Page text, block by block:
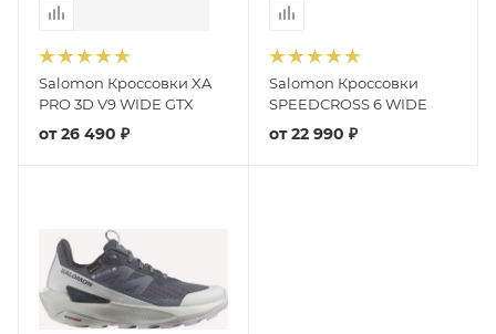
Salomon Кроссовки XA
PRO 3D V9 WIDE GTX
от26 490 ₽
Salomon Кроссовки
SPEEDCROSS 6 WIDE
от22 990 ₽